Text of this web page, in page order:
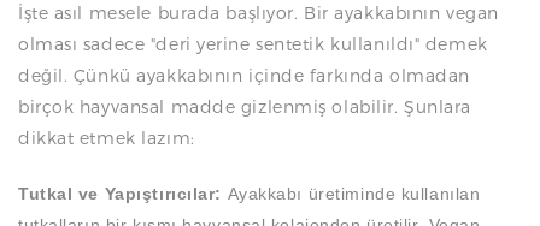
İşte asıl mesele burada başlıyor. Bir ayakkabının vegan
olması sadece "deri yerine sentetik kullanıldı" demek
değil. Çünkü ayakkabının içinde farkında olmadan
birçok hayvansal madde gizlenmiş olabilir. Şunlara
dikkat etmek lazım:
Tutkal ve Yapıştırıcılar: Ayakkabı üretiminde kullanılan